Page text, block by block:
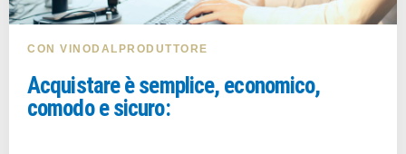
CON VINODALPRODUTTORE
Acquistare è semplice, economico,
comodo e sicuro: